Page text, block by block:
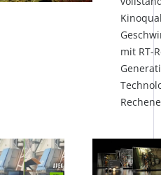
mit RT-